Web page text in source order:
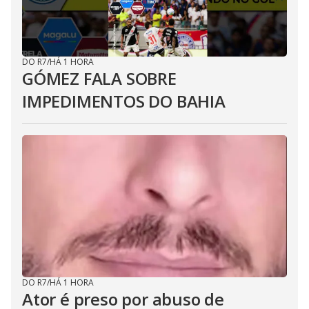
DO R7/HÁ 1 HORA
GÓMEZ FALA SOBRE
IMPEDIMENTOS DO BAHIA
DO R7/HÁ 1 HORA
Ator é preso por abuso de